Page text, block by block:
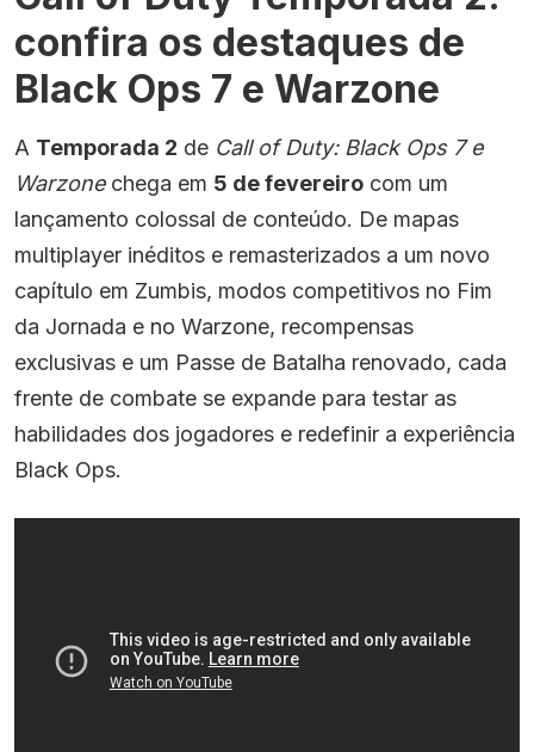
confira os destaques de
Black Ops 7 e Warzone
A Temporada 2 de Call of Duty: Black Ops 7 e
Warzonechega em 5 de fevereiro com um
lançamento colossal de conteúdo. De mapas
multiplayer inéditos e remasterizados a um novo
capítulo em Zumbis, modos competitivos no Fim
da Jornada e no Warzone, recompensas
exclusivas e um Passe de Batalha renovado, cada
frente de combate se expande para testar as
habilidades dos jogadores e redefinir a experiência
Black Ops.